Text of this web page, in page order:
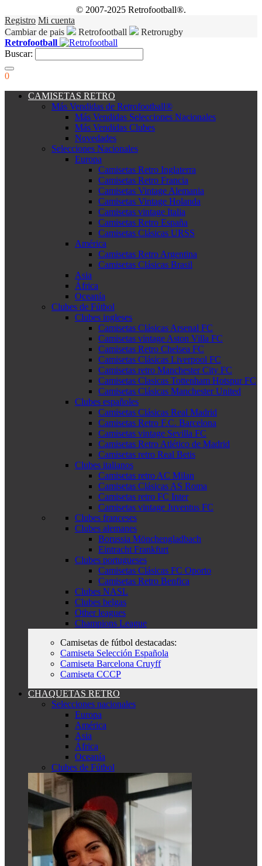
© 2007-2025 Retrofootball®.
Registro Mi cuenta
Cambiar de pais
Retrofootball
Retrorugby
Retrofootball
Buscar:
0
CAMISETAS RETRO
Más Vendidas de Retrofootball®
Más Vendidas Selecciones Nacionales
Más Vendidas Clubes
Novedades
Selecciones Nacionales
Europa
Camisetas Retro Inglaterra
Camisetas Retro Francia
Camisetas Vintage Alemania
Camisetas Vintage Holanda
Camisetas vintage Italia
Camisetas Retro España
Camisetas Clásicas URSS
América
Camisetas Retro Argentina
Camisetas Clásicas Brasil
Asia
África
Oceanía
Clubes de Fútbol
Clubes ingleses
Camisetas Clásicas Arsenal FC
Camisetas vintage Aston Villa FC
Camisetas Retro Chelsea FC
Camisetas Clásicas Liverpool FC
Camisetas retro Manchester City FC
Camisetas Clasicas Tottenham Hotspur FC
Camisetas Clásicas Manchester United
Clubes españoles
Camisetas Clásicas Real Madrid
Camisetas Retro F.C. Barcelona
Camisetas vintage Sevilla FC
Camisetas Retro Atlético de Madrid
Camisetas retro Real Betis
Clubes italianos
Camisetas retro AC Milan
Camisetas Clásicas AS Roma
Camisetas retro FC Inter
Camisetas vintage Juventus FC
Clubes franceses
Clubes alemanes
Borussia Mönchengladbach
Eintracht Frankfurt
Clubes portugueses
Camisetas Clásicas FC Oporto
Camisetas Retro Benfica
Clubes NASL
Clubes belgas
Other leagues
Champions League
Camisetas de fútbol destacadas:
Camiseta Selección Española
Camiseta Barcelona Cruyff
Camiseta CCCP
CHAQUETAS RETRO
Selecciones nacionales
Europa
América
Asia
África
Oceanía
Clubes de Fútbol